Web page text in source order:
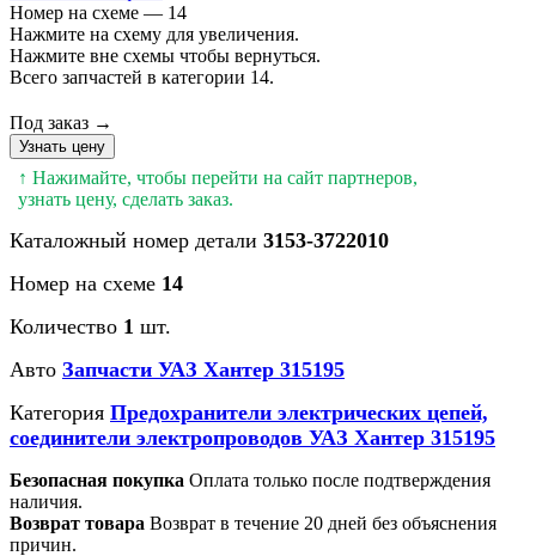
Номер на схеме — 14
Нажмите на схему для увеличения.
Нажмите вне схемы чтобы вернуться.
Всего запчастей в категории 14.
Под заказ →
Узнать цену
↑ Нажимайте, чтобы перейти на сайт партнеров,
узнать цену, сделать заказ.
Каталожный номер детали 3153-3722010
Номер на схеме 14
Количество 1 шт.
Авто Запчасти УАЗ Хантер 315195
Категория Предохранители электрических цепей,
соединители электропроводов УАЗ Хантер 315195
Безопасная покупка Оплата только после подтверждения
наличия.
Возврат товара Возврат в течение 20 дней без объяснения
причин.